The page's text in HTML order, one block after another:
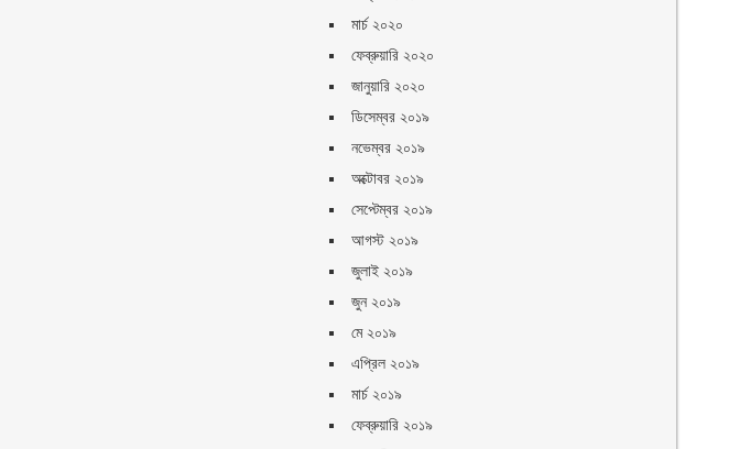
মার্চ ২০২০
ফেব্রুয়ারি ২০২০
জানুয়ারি ২০২০
ডিসেম্বর ২০১৯
নভেম্বর ২০১৯
অক্টোবর ২০১৯
সেপ্টেম্বর ২০১৯
আগস্ট ২০১৯
জুলাই ২০১৯
জুন ২০১৯
মে ২০১৯
এপ্রিল ২০১৯
মার্চ ২০১৯
ফেব্রুয়ারি ২০১৯